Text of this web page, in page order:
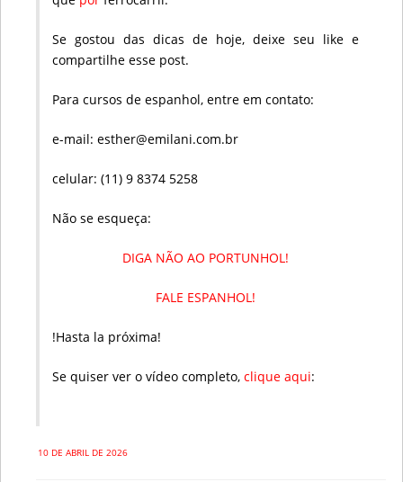
Se gostou das dicas de hoje, deixe seu like e
compartilhe esse post.
Para cursos de espanhol, entre em contato:
e-mail: esther@emilani.com.br
celular: (11) 9 8374 5258
Não se esqueça:
DIGA NÃO AO PORTUNHOL!
FALE ESPANHOL!
!Hasta la próxima!
Se quiser ver o vídeo completo, clique aqui:
10 DE ABRIL DE 2026